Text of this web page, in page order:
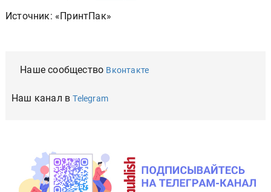
Источник: «ПринтПак»
Наше сообщество Вконтакте
Наш канал вTelegram